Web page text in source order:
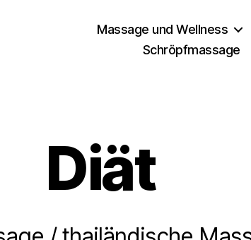
Massage und Wellness
Schröpfmassage
Diät